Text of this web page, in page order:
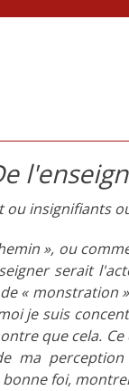
ou insignifiants
», ou
serait
« monstration »
je suis
que cela. Ce
ma
bonne foi,